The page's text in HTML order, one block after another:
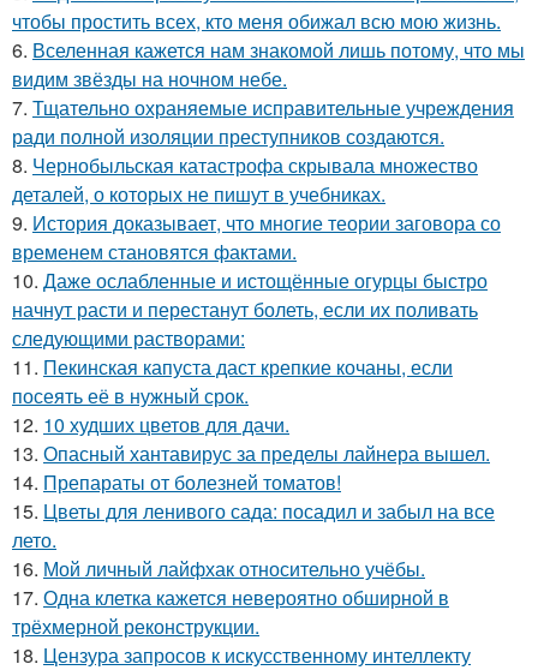
чтобы простить всех, кто меня обижал всю мою жизнь.
6. Вселенная кажется нам знакомой лишь потому, что мы
видим звёзды на ночном небе.
7. Тщательно охраняемые исправительные учреждения
ради полной изоляции преступников создаются.
8. Чернобыльская катастрофа скрывала множество
деталей, о которых не пишут в учебниках.
9. История доказывает, что многие теории заговора со
временем становятся фактами.
10. Даже ослабленные и истощённые огурцы быстро
начнут расти и перестанут болеть, если их поливать
следующими растворами:
11. Пекинская капуста даст крепкие кочаны, если
посеять её в нужный срок.
12. 10 худших цветов для дачи.
13. Опасный хантавирус за пределы лайнера вышел.
14. Препараты от болезней томатов!
15. Цветы для ленивого сада: посадил и забыл на все
лето.
16. Мой личный лайфхак относительно учёбы.
17. Одна клетка кажется невероятно обширной в
трёхмерной реконструкции.
18. Цензура запросов к искусственному интеллекту